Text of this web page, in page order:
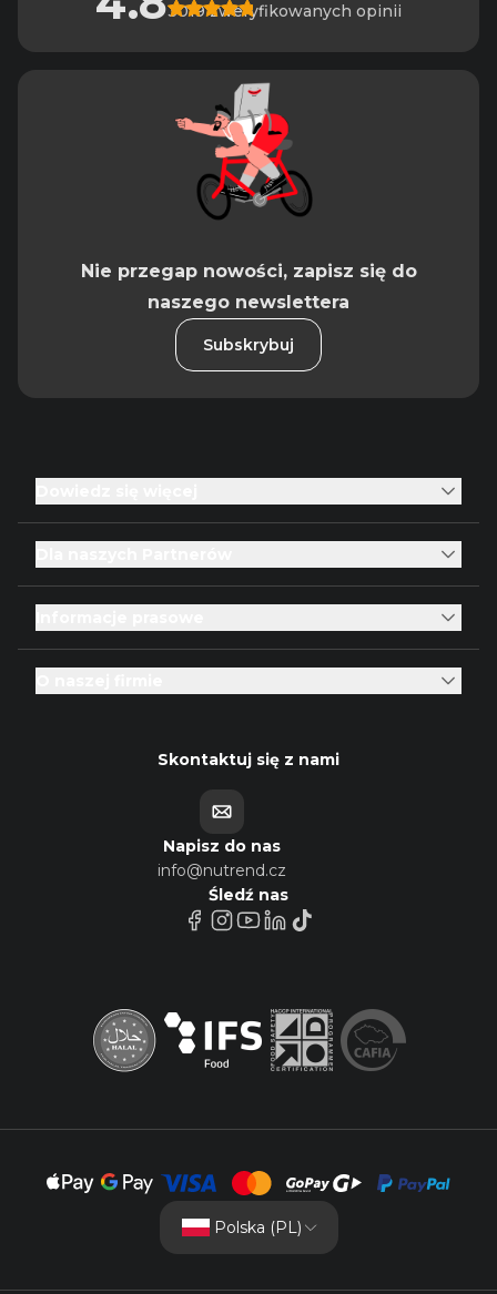
3019 zweryfikowanych opinii
Nie przegap nowości, zapisz się do
naszego newslettera
Subskrybuj
Skontaktuj się z nami
Napisz do nas
info@nutrend.cz
Śledź nas
Polska (PL)